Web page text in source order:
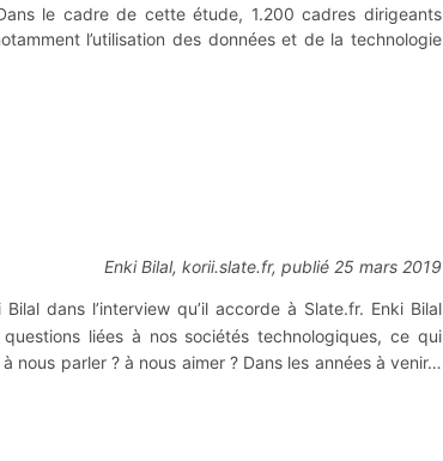
le cadre de cette étude, 1.200 cadres dirigeants
l’utilisation des données et de la technologie
Enki Bilal, korii.slate.fr, publié 25 mars 2019
dans l’interview qu’il accorde à Slate.fr. Enki Bilal
liées à nos sociétés technologiques, ce qui
parler ? à nous aimer ? Dans les années à venir…